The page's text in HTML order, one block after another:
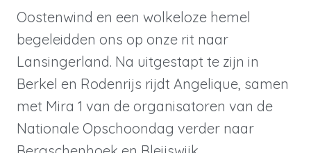
Oostenwind en een wolkeloze hemel
begeleidden ons op onze rit naar
Lansingerland. Na uitgestapt te zijn in
Berkel en Rodenrijs rijdt Angelique, samen
met Mira 1 van de organisatoren van de
Nationale Opschoondag verder naar